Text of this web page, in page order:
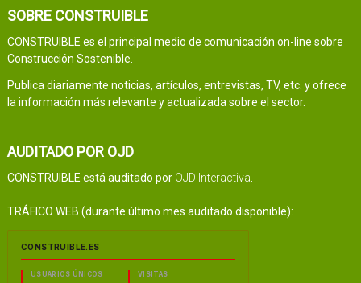
SOBRE CONSTRUIBLE
CONSTRUIBLE es el principal medio de comunicación on-line sobre
Construcción Sostenible.
Publica diariamente noticias, artículos, entrevistas, TV, etc. y ofrece
la información más relevante y actualizada sobre el sector.
AUDITADO POR OJD
CONSTRUIBLE está auditado por OJD Interactiva
TRÁFICO WEB (durante último mes auditado disponible):